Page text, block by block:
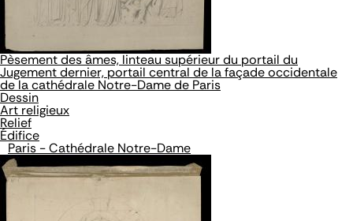
Pèsement des âmes, linteau supérieur du portail du
Jugement dernier, portail central de la façade occidentale
de la cathédrale Notre-Dame de Paris
Dessin
Art religieux
Relief
Édifice
Paris - Cathédrale Notre-Dame